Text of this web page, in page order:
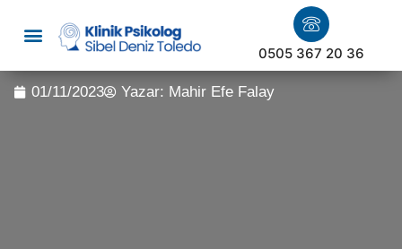
0505 367 20 36
01/11/2023 Yazar: Mahir Efe Falay